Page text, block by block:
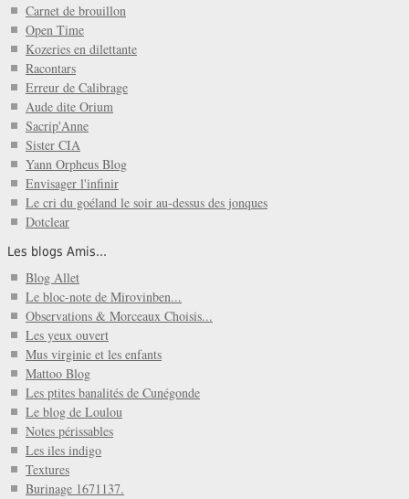
Carnet de brouillon
Open Time
Kozeries en dilettante
Racontars
Erreur de Calibrage
Aude dite Orium
Sacrip'Anne
Sister CIA
Yann Orpheus Blog
Envisager l'infinir
Le cri du goéland le soir au-dessus des jonques
Dotclear
Les blogs Amis...
Blog Allet
Le bloc-note de Mirovinben...
Observations & Morceaux Choisis...
Les yeux ouvert
Mus virginie et les enfants
Mattoo Blog
Les ptites banalités de Cunégonde
Le blog de Loulou
Notes périssables
Les iles indigo
Textures
Burinage 1671137.